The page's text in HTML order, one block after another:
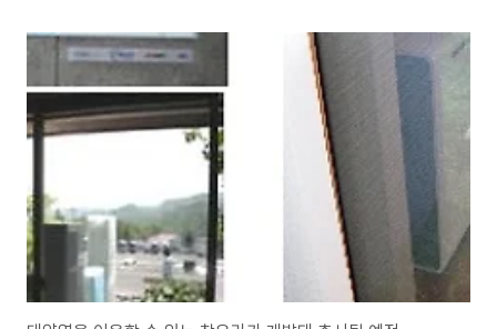
하나하나에 장인정신이 깃든 완벽에 가까운 제품이다. 타일 1 제곱미터당
1,000개가 넘는 다이아몬드와 2,400조각의 진주가루와 400조각의 전복껍
질과 500조각의 마노가 소요된다고 하니 그야말로 심혈을 기울인 작품이라
할 수 있다. 외관을 살펴보면 검은색 대리석을 바탕으로 하여 브릴리언트 컷
(brilliant cut)으..